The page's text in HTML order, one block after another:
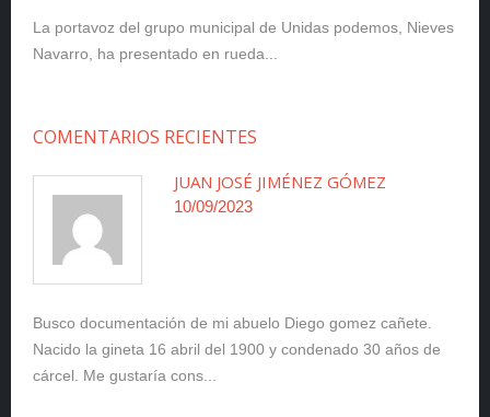
La portavoz del grupo municipal de Unidas podemos, Nieves
Navarro, ha presentado en rueda...
COMENTARIOS RECIENTES
JUAN JOSÉ JIMÉNEZ GÓMEZ
10/09/2023
Busco documentación de mi abuelo Diego gomez cañete.
Nacido la gineta 16 abril del 1900 y condenado 30 años de
cárcel. Me gustaría cons...